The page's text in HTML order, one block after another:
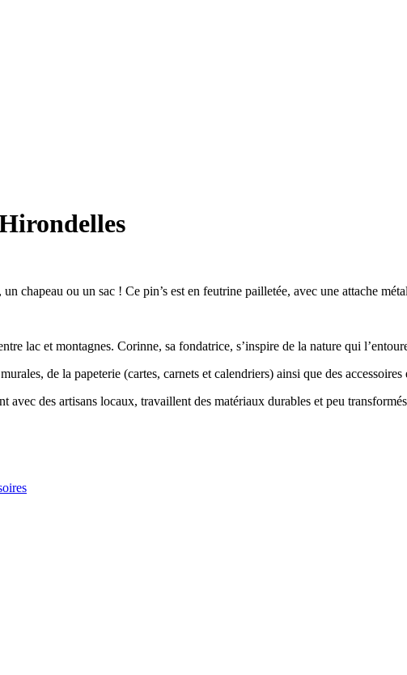
chapeau ou un sac ! Ce pin’s est en feutrine pailletée, avec une attache
lac et montagnes. Corinne, sa fondatrice, s’inspire de la nature qui
de la papeterie (cartes, carnets et calendriers) ainsi que des
avec des artisans locaux, travaillent des matériaux durables et peu